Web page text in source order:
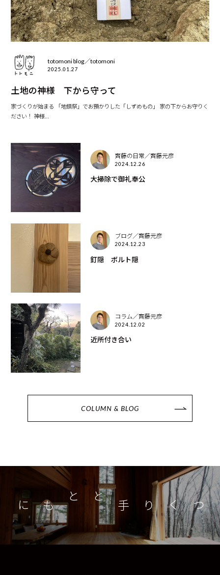
totomoni blog／totomoni
2025.01.27
土地の神様 下から守って
家づくりが始まる 「地鎮祭」でお預かりした「しずめもの」 家の下からお守りく
ださい！ 神様...
齊藤の日常／齊藤元彦
2024.12.26
大掃除で御礼奉公
ブログ／齊藤元彦
2024.12.23
釘隠 ボルト隠
コラム／齊藤元彦
2024.12.02
近所付き合い
COLUMN & BLOG
つくり手とともに